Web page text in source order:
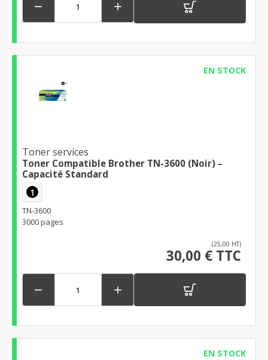
 
EN STOCK
Toner services
Toner Compatible Brother TN-3600 (Noir) –
Capacité Standard
1
TN-3600
3000 pages
(25,00 HT)
30,00 € TTC
 
EN STOCK